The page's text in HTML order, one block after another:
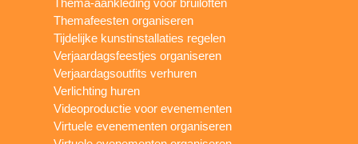
Thema-aankleding voor bruiloften
Themafeesten organiseren
Tijdelijke kunstinstallaties regelen
Verjaardagsfeestjes organiseren
Verjaardagsoutfits verhuren
Verlichting huren
Videoproductie voor evenementen
Virtuele evenementen organiseren